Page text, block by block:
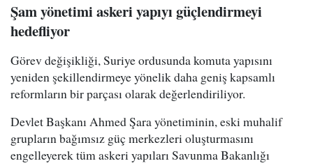
Şam yönetimi askeri yapıyı güçlendirmeyi
hedefliyor
Görev değişikliği, Suriye ordusunda komuta yapısını
yeniden şekillendirmeye yönelik daha geniş kapsamlı
reformların bir parçası olarak değerlendiriliyor.
Devlet Başkanı Ahmed Şara yönetiminin, eski muhalif
grupların bağımsız güç merkezleri oluşturmasını
engelleyerek tüm askeri yapıları Savunma Bakanlığı